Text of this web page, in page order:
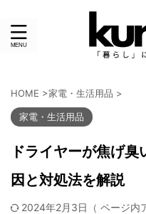
HOME >家電・生活用品 >
家電・生活用品
ドライヤーが焦げ
因と対処法を解説
2024年2月3日